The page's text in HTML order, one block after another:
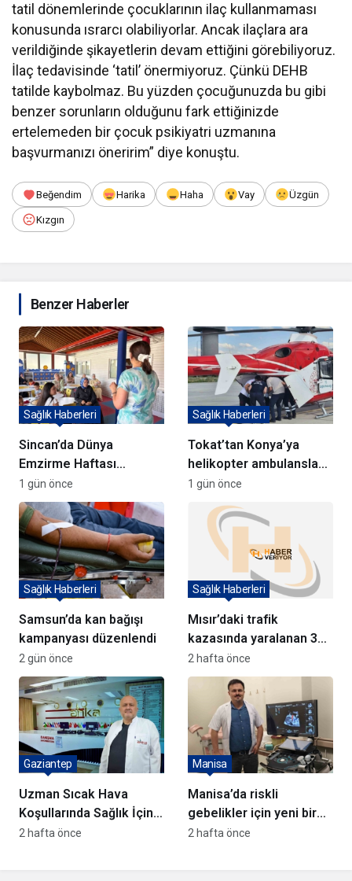
tatil dönemlerinde çocuklarının ilaç kullanmaması
konusunda ısrarcı olabiliyorlar. Ancak ilaçlara ara
verildiğinde şikayetlerin devam ettiğini görebiliyoruz.
İlaç tedavisinde ‘tatil’ önermiyoruz. Çünkü DEHB
tatilde kaybolmaz. Bu yüzden çocuğunuzda bu gibi
benzer sorunların olduğunu fark ettiğinizde
ertelemeden bir çocuk psikiyatri uzmanına
başvurmanızı öneririm” diye konuştu.
Beğendim Harika Haha Vay Üzgün
Kızgın
Benzer Haberler
Sincan’da Dünya
Emzirme Haftası
Semineri Düzenlendi
Sağlık Haberleri
1 gün önce
Tokat’tan Konya’ya
helikopter ambulansla
hasta sevk edildi
Sağlık Haberleri
1 gün önce
Samsun’da kan bağışı
kampanyası düzenlendi
Sağlık Haberleri
2 gün önce
Mısır’daki trafik
kazasında yaralanan 3
Türk Türkiye’ye getirildi
Sağlık Haberleri
2 hafta önce
Uzman Sıcak Hava
Koşullarında Sağlık İçin
Uyarıda Bulundu
Gaziantep
2 hafta önce
Manisa’da riskli
gebelikler için yeni bir
dönem başlıyor
Manisa
2 hafta önce